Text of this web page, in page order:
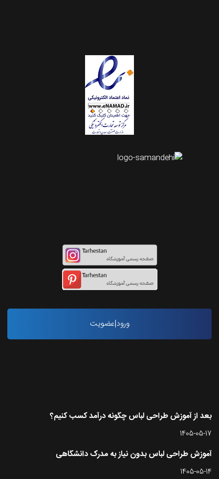
ورود|عضویت
بعد از آموزش طراحی لباس چگونه درآمد کسب کنیم؟
1405-05-17
آموزش طراحی لباس بدون نیاز به مدرک دانشگاهی
1405-05-14